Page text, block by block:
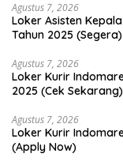
Agustus 7, 2026
Loker Asisten
Tahun 2025 (Segera)
Agustus 7, 2026
Loker Kurir
2025 (Cek Sekarang)
Agustus 7, 2026
Loker Kurir
(Apply Now)